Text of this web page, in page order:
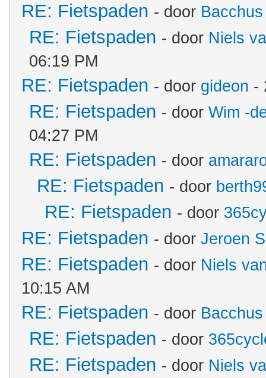
RE: Fietspaden - door Bacchus
RE: Fietspaden - door Niels
06:19 PM
RE: Fietspaden - door gideon -
RE: Fietspaden - door Wim -
04:27 PM
RE: Fietspaden - door
RE: Fietspaden - door
RE: Fietspaden - door
RE: Fietspaden - door Jeroen S
RE: Fietspaden - door Niels
10:15 AM
RE: Fietspaden - door Bacchus
RE: Fietspaden - door
RE: Fietspaden - door Niels